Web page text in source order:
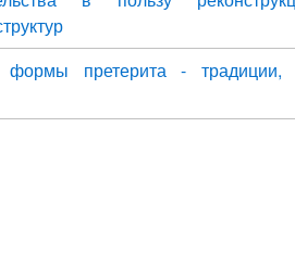
формы претерита -